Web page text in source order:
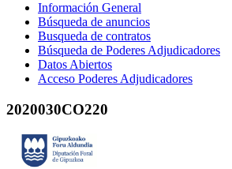
Información General
Búsqueda de anuncios
Busqueda de contratos
Búsqueda de Poderes Adjudicadores
Datos Abiertos
Acceso Poderes Adjudicadores
2020030CO220